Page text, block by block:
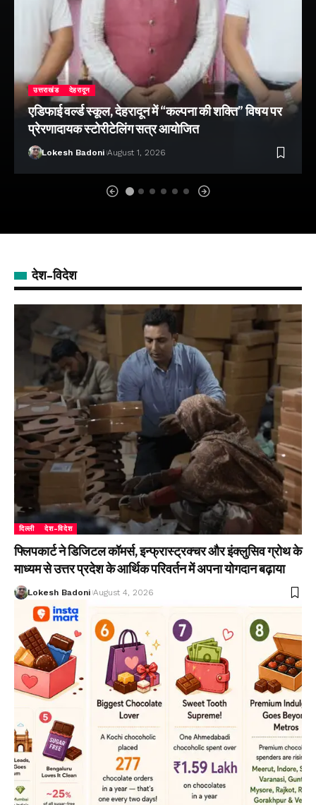
उत्तराखंड देहरादून
एडिफाई वर्ल्ड स्कूल, देहरादून में “कल्पना की शक्ति” विषय पर
प्रेरणादायक स्टोरीटेलिंग सत्र आयोजित
Lokesh Badoni August 1, 2026
देश-विदेश
दिल्ली देश-विदेश
फ्लिपकार्ट ने डिजिटल कॉमर्स, इन्फ्रास्ट्रक्चर और इंक्लुसिव ग्रोथ के
माध्यम से उत्तर प्रदेश के आर्थिक परिवर्तन में अपना योगदान बढ़ाया
Lokesh Badoni August 4, 2026